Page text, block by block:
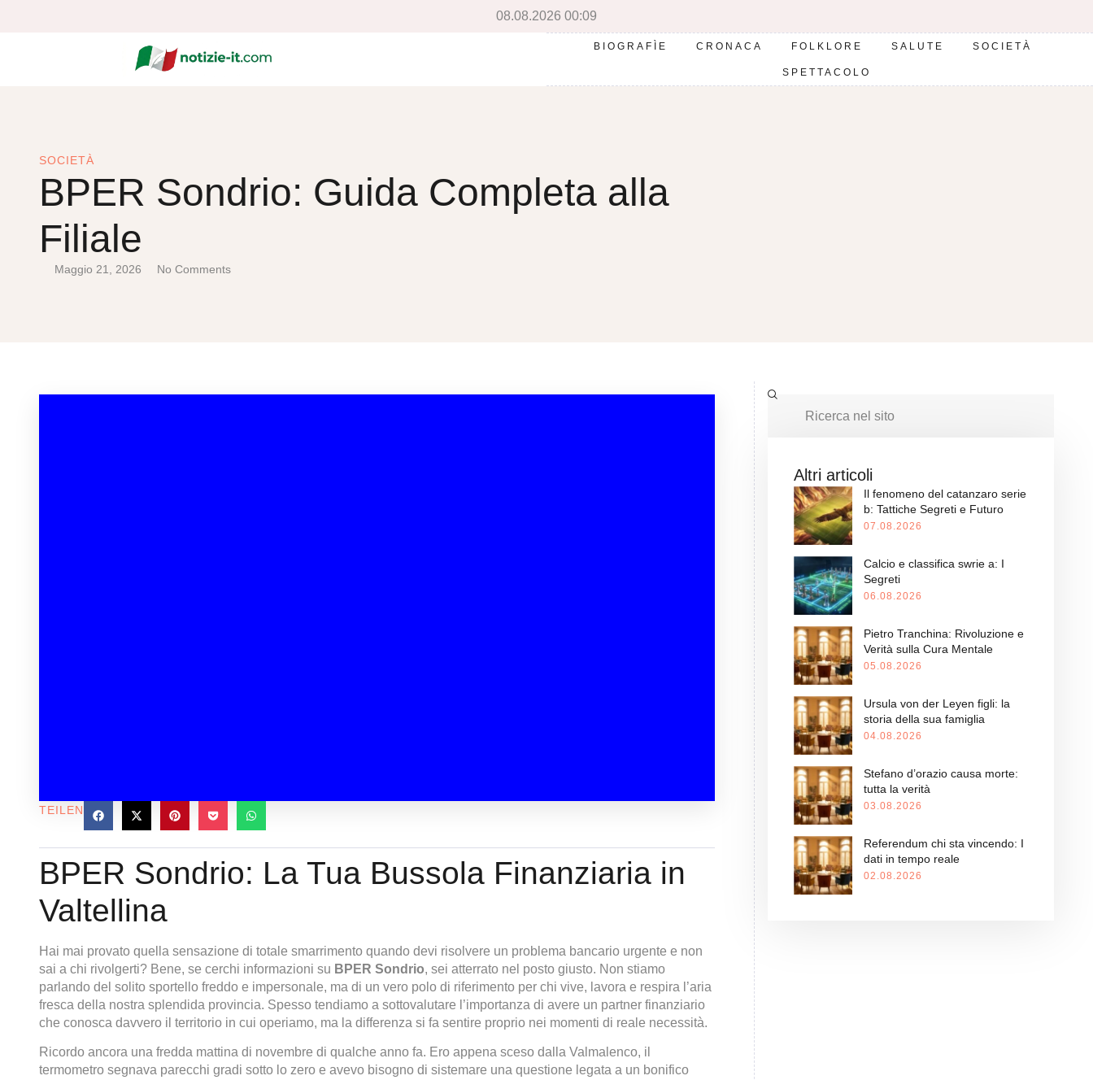
08.08.2026 00:09
BIOGRAFÌE CRONACA FOLKLORE SALUTE SOCIETÀ
SPETTACOLO
SOCIETÀ
BPER Sondrio: Guida Completa alla
Filiale
Maggio 21, 2026 No Comments
TEILEN
BPER Sondrio: La Tua Bussola Finanziaria in
Valtellina
Hai mai provato quella sensazione di totale smarrimento quando devi risolvere un problema bancario urgente e non
sai a chi rivolgerti? Bene, se cerchi informazioni su BPER Sondrio, sei atterrato nel posto giusto. Non stiamo
parlando del solito sportello freddo e impersonale, ma di un vero polo di riferimento per chi vive, lavora e respira l’aria
fresca della nostra splendida provincia. Spesso tendiamo a sottovalutare l’importanza di avere un partner finanziario
che conosca davvero il territorio in cui operiamo, ma la differenza si fa sentire proprio nei momenti di reale necessità.
Ricordo ancora una fredda mattina di novembre di qualche anno fa. Ero appena sceso dalla Valmalenco, il
termometro segnava parecchi gradi sotto lo zero e avevo bisogno di sistemare una questione legata a un bonifico
Altri articoli
Il fenomeno del catanzaro serie
b: Tattiche Segreti e Futuro
07.08.2026
Calcio e classifica swrie a: I
Segreti
06.08.2026
Pietro Tranchina: Rivoluzione e
Verità sulla Cura Mentale
05.08.2026
Ursula von der Leyen figli: la
storia della sua famiglia
04.08.2026
Stefano d’orazio causa morte:
tutta la verità
03.08.2026
Referendum chi sta vincendo: I
dati in tempo reale
02.08.2026